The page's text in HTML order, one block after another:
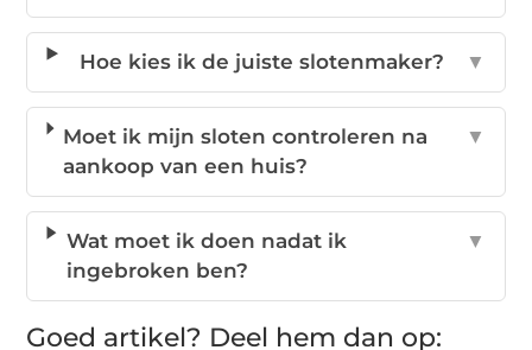
Hoe kies ik de juiste slotenmaker? ▼
Moet ik mijn sloten controleren na
aankoop van een huis?
▼
Wat moet ik doen nadat ik
ingebroken ben?
▼
Goed artikel? Deel hem dan op: